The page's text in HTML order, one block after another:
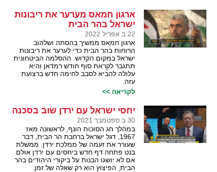
ארגון חמאס מערער את ריבונות
ישראל בהר הבית
22 ב אפריל 2022
ארגון חמאס ממשיך בהסתה ושלהוב
הרוחות בהר הבית כדי לערער את ריבונות
ישראל במקום הקדוש. ההסלמה הביטחונית
תתגבר לקראת סוף חודש רמדאן והיא
עלולה להביא לסבב לחימה חדש ברצועת
עזה.
לקריאה >>
יחסי ישראל עם ירדן שוב בסכנה
30 ב ספטמבר 2021
במהלך חג הסוכות הונף, לראשונה מאז
1967, דגל ישראל ברחבת הר הבית, דבר
שעורר את זעמה של ממלכת ירדן. ממשלת
בנט פתחה דף חדש ביחסים עם ירדן אולם
אם לא יושגו הבנות על ביקורי היהודים בהר
הבית, הפיצוץ הוא רק שאלה של זמן.